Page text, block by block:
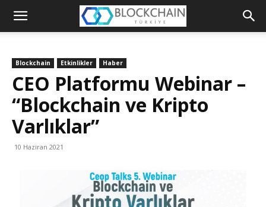
Blockchain
Blockchain Etkinlikler Haber
CEO Platformu Webinar –
“Blockchain ve Kripto
Varlıklar”
10 Haziran 2021